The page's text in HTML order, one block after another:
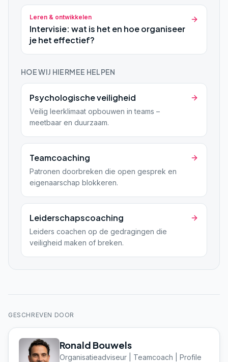
Leren & ontwikkelen
Intervisie: wat is het en hoe organiseer
je het effectief?
HOE WIJ HIERMEE HELPEN
Psychologische veiligheid
Veilig leerklimaat opbouwen in teams –
meetbaar en duurzaam.
Teamcoaching
Patronen doorbreken die open gesprek en
eigenaarschap blokkeren.
Leiderschapscoaching
Leiders coachen op de gedragingen die
veiligheid maken of breken.
GESCHREVEN DOOR
Ronald Bouwels
Organisatieadviseur | Teamcoach | Profile